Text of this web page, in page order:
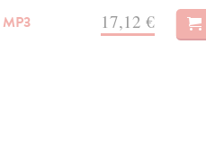
MP3 17,12 €